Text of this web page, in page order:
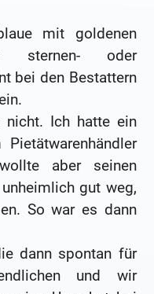
mit goldenen
sternen- oder
bei den Bestattern
nicht. Ich hatte ein
aber seinen
gut weg,
So war es dann
dann spontan für
und wir